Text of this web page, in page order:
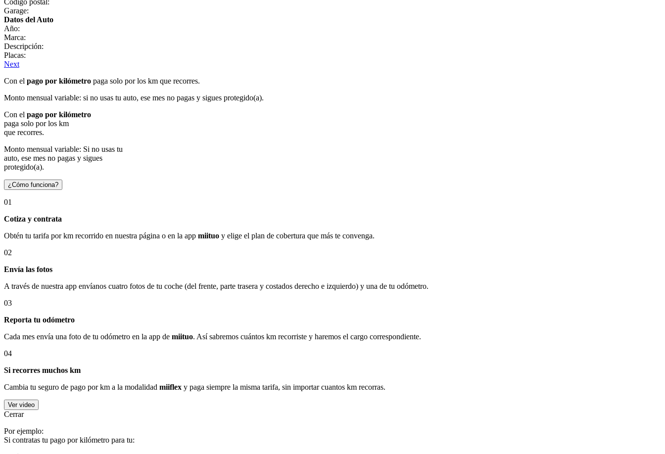
Garage:
Datos del Auto
Año:
Marca:
Descripción:
Placas:
Next
Con el pago por kilómetro paga solo por los km que recorres.
Monto mensual variable: si no usas tu auto, ese mes no pagas y sigues protegido(a).
Con el pago por kilómetro
paga solo por los km
que recorres.
Monto mensual variable: Si no usas tu
auto, ese mes no pagas y sigues
protegido(a).
¿Cómo funciona?
01
Cotiza y contrata
Obtén tu tarifa por km recorrido en nuestra página o en la app miituo y elige el plan de cobertura que más te convenga.
02
Envía las fotos
A través de nuestra app envíanos cuatro fotos de tu coche (del frente, parte trasera y costados derecho e izquierdo) y una de tu odómetro.
03
Reporta tu odómetro
Cada mes envía una foto de tu odómetro en la app de miituo. Así sabremos cuántos km recorriste y haremos el cargo correspondiente.
04
Si recorres muchos km
Cambia tu seguro de pago por km a la modalidad miiflex y paga siempre la misma tarifa, sin importar cuantos km recorras.
Ver video
Cerrar
Por ejemplo:
Si contratas tu pago por kilómetro para tu: